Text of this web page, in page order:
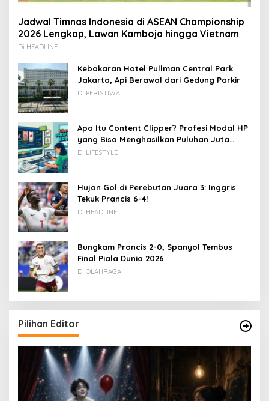
Jadwal Timnas Indonesia di ASEAN Championship
2026 Lengkap, Lawan Kamboja hingga Vietnam
Di HEADLINE
Kebakaran Hotel Pullman Central Park
Jakarta, Api Berawal dari Gedung Parkir
Di PERISTIWA
Apa Itu Content Clipper? Profesi Modal HP
yang Bisa Menghasilkan Puluhan Juta
Rupiah
Di LIFESTYLE
Hujan Gol di Perebutan Juara 3: Inggris
Tekuk Prancis 6-4!
Di HEADLINE
Bungkam Prancis 2-0, Spanyol Tembus
Final Piala Dunia 2026
Di OLAHRAGA
Pilihan Editor